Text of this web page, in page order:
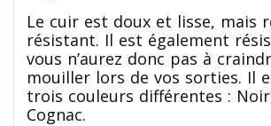
Le cuir est doux et lisse, mais
résistant. Il est également
vous n’aurez donc pas à
mouiller lors de vos sorties. Il
trois couleurs différentes :
Cognac.